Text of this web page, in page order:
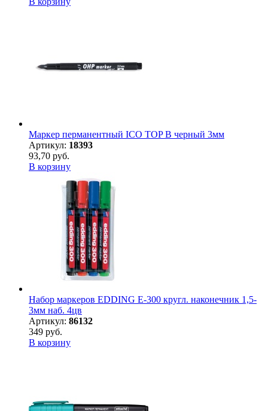
Маркер перманентный ICO TOP B черный 3мм
Артикул: 18393
93,70 руб.
В корзину
Набор маркеров EDDING E-300 кругл. наконечник 1,5-
3мм наб. 4цв
Артикул: 86132
349 руб.
В корзину